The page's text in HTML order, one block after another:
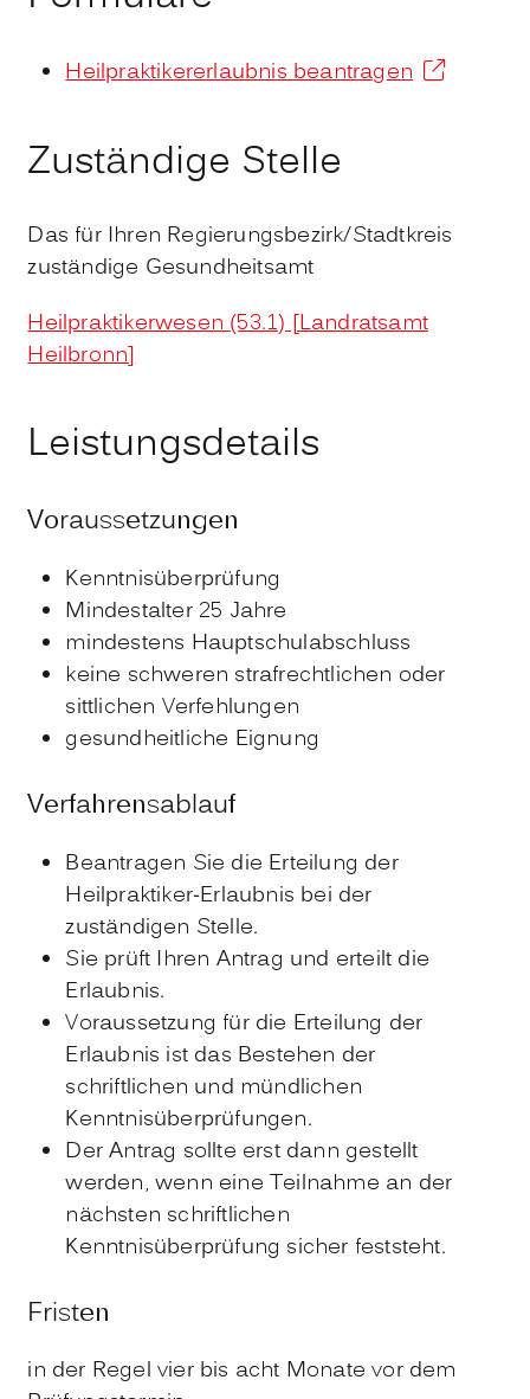
Heilpraktikererlaubnis beantragen
Zuständige Stelle
Das für Ihren Regierungsbezirk/Stadtkreis
zuständige Gesundheitsamt
Heilpraktikerwesen (53.1) [Landratsamt
Heilbronn]
Leistungsdetails
Voraussetzungen
Kenntnisüberprüfung
Mindestalter 25 Jahre
mindestens Hauptschulabschluss
keine schweren strafrechtlichen oder
sittlichen Verfehlungen
gesundheitliche Eignung
Verfahrensablauf
Beantragen Sie die Erteilung der
Heilpraktiker-Erlaubnis bei der
zuständigen Stelle.
Sie prüft Ihren Antrag und erteilt die
Erlaubnis.
Voraussetzung für die Erteilung der
Erlaubnis ist das Bestehen der
schriftlichen und mündlichen
Kenntnisüberprüfungen.
Der Antrag sollte erst dann gestellt
werden, wenn eine Teilnahme an der
nächsten schriftlichen
Kenntnisüberprüfung sicher feststeht.
Fristen
in der Regel vier bis acht Monate vor dem